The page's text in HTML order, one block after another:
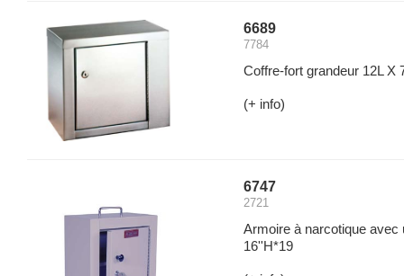
6689
7784
Coffre-fort grandeur 12L X
(+ info)
6747
2721
Armoire à narcotique avec
16''H*19